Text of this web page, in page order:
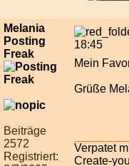
Melania
Posting
Freak
Beiträge
2572
Registriert:
18:45
Mein
Grüße
Verpatet
Create-